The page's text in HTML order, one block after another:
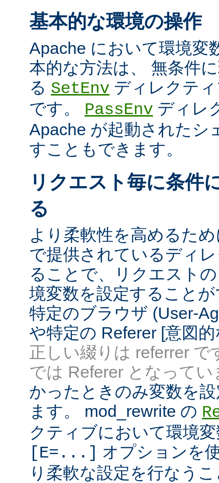
基本的な環境の操作
Apache において環境変
本的な方法は、 無条件
る SetEnv ディレクテ
です。 PassEnv ディレ
Apache が起動されたシ
すこともできます。
リクエスト毎に条件
る
より柔軟性を高めるた
で提供されているディ
ることで、リクエスト
境変数を設定すること
特定のブラウザ (User-
や特定の Referer [意図
正しい綴りは referrer で
では Referer となってい
かったときのみ変数を
ます。 mod_rewrite の
クティブにおいて環境
[E=...] オプションを
り柔軟な設定を行なう